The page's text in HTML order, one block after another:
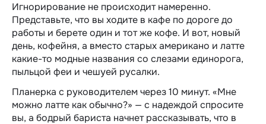
Игнорирование не происходит намеренно.
Представьте, что вы ходите в кафе по дороге до
работы и берете один и тот же кофе. И вот, новый
день, кофейня, а вместо старых американо и латте
какие-то модные названия со слезами единорога,
пыльцой феи и чешуей русалки.
Планерка с руководителем через 10 минут. «Мне
можно латте как обычно?» — с надеждой спросите
вы, а бодрый бариста начнет рассказывать, что в